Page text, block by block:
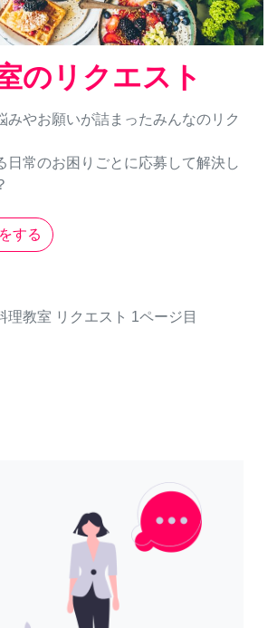
のリクエスト
みやお願いが詰まったみんなのリク
日常のお困りごとに応募して解決し
する
理教室 リクエスト 1ページ目